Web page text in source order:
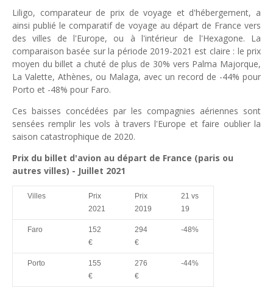
Tourisme : le Maroc confirme sa vitalité
Unknown-Aug 07 2026
Liligo, comparateur de prix de voyage et d'hébergement, a
ainsi publié le comparatif de voyage au départ de France vers
des villes de l'Europe, ou à l'intérieur de l'Hexagone. La
comparaison basée sur la période 2019-2021 est claire : le prix
moyen du billet a chuté de plus de 30% vers Palma Majorque,
La Valette, Athènes, ou Malaga, avec un record de -44% pour
Porto et -48% pour Faro.
Ces baisses concédées par les compagnies aériennes sont
sensées remplir les vols à travers l'Europe et faire oublier la
saison catastrophique de 2020.
Prix du billet d'avion au départ de France (paris ou
autres villes) - Juillet 2021
Villes
Prix
2021
Prix
2019
21 vs
19
Faro
152
€
294
€
-48%
Porto
155
€
276
€
-44%